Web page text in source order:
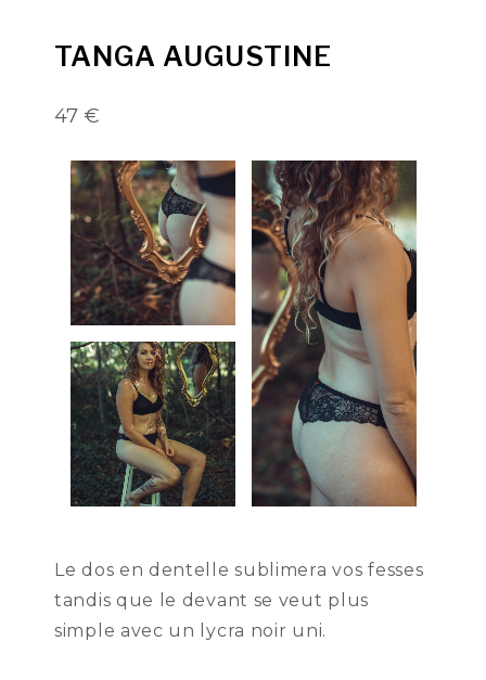
TANGA AUGUSTINE
47 €
Le dos en dentelle sublimera vos fesses
tandis que le devant se veut plus
simple avec un lycra noir uni.